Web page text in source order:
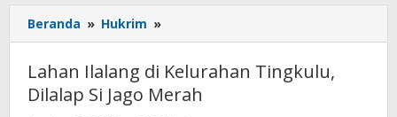
Beranda » Hukrim »
Ilalang
Kelurahan
Tingkulu,
Lahan Ilalang di Kelurahan Tingkulu,
Dilalap Si Jago Merah